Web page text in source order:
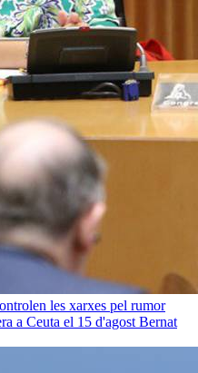
les xarxes pel rumor
a Ceuta el 15 d'agost Bernat